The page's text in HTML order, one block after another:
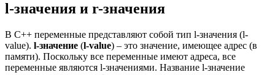
l-значения и r-значения
В C++ переменные представляют собой тип l-значения (l-
value). l-значение (l-value) – это значение, имеющее адрес (в
памяти). Поскольку все переменные имеют адреса, все
переменные являются l-значениями. Название l-значение